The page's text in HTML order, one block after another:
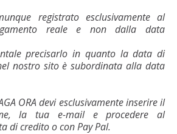
registrato esclusivamente al
reale e non dalla data
precisarlo in quanto la data di
nostro sito è subordinata alla data
ORA devi esclusivamente inserire il
la tua e-mail e procedere al
di credito o con Pay Pal.